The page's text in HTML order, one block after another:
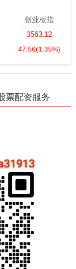
创业板指
3563.12
47.56(1.35%)
票配资服务